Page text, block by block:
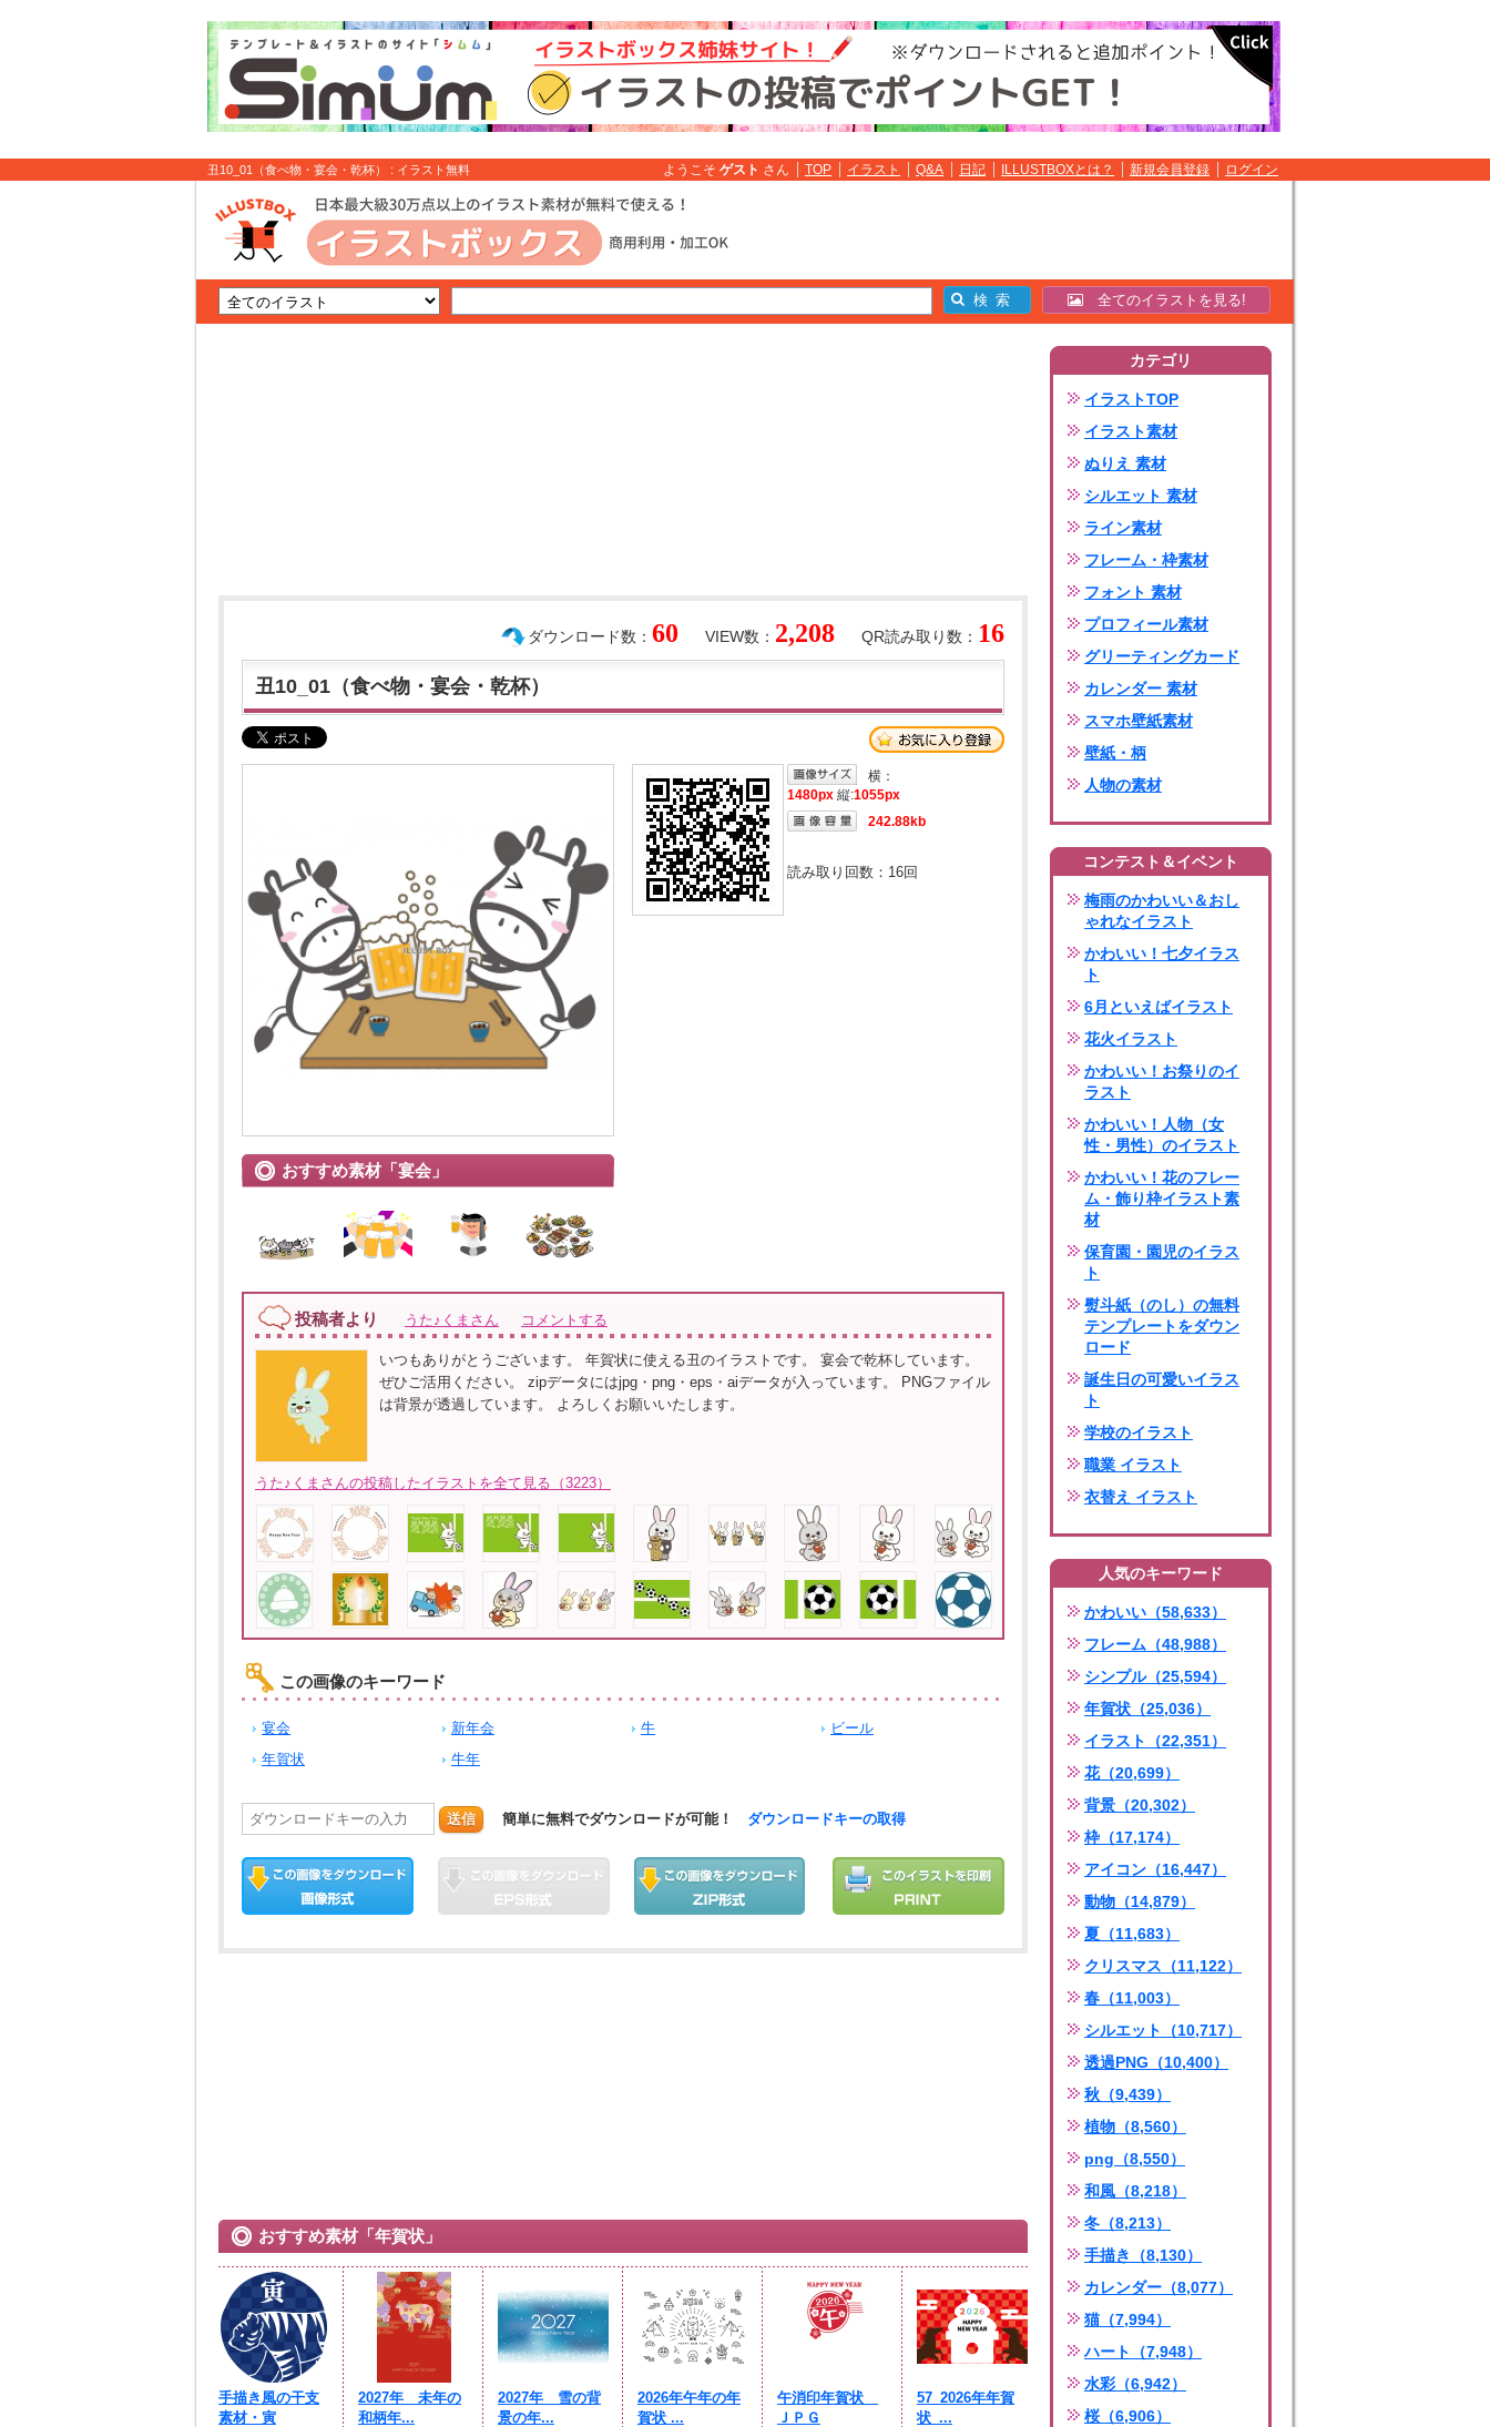
丑10_01（食べ物・宴会・乾杯） : イラスト無料 ようこそ ゲスト さん TOP イラスト Q&A 日記 ILLUSTBOXとは？ 新規会員登録 ログイン
全てのイラストを見る!
QR読み取り数： 16
VIEW数： 2,208
ダウンロード数： 60
丑10_01（食べ物・宴会・乾杯）
おすすめ素材「宴会」
横：
1480px 縦:1055px
242.88kb
読み取り回数： 16回
投稿者より うた♪くまさん コメントする
いつもありがとうございます。 年賀状に使える丑のイラストです。 宴会で乾杯しています。
ぜひご活用ください。 zipデータにはjpg・png・eps・aiデータが入っています。 PNGファイル
は背景が透過しています。 よろしくお願いいたします。
うた♪くまさんの投稿したイラストを全て見る（3223）
この画像のキーワード
宴会 新年会 牛
ビール
年賀状
牛年
送信 簡単に無料でダウンロードが可能！ ダウンロードキーの取得
おすすめ素材「年賀状」
手描き風の干支
素材・寅
2027年 未年の
和柄年...
2027年 雪の背
景の年...
2026年午年の年
賀状 ...
午消印年賀状
ＪＰＧ
57_2026年年賀
状_...
カテゴリ
イラストTOP
イラスト素材
ぬりえ 素材
シルエット 素材
ライン素材
フレーム・枠素材
フォント 素材
プロフィール素材
グリーティングカード
カレンダー 素材
スマホ壁紙素材
壁紙・柄
人物の素材
コンテスト＆イベント
梅雨のかわいい＆おし
ゃれなイラスト
かわいい！七夕イラス
ト
6月といえばイラスト
花火イラスト
かわいい！お祭りのイ
ラスト
かわいい！人物（女
性・男性）のイラスト
かわいい！花のフレー
ム・飾り枠イラスト素
材
保育園・園児のイラス
ト
熨斗紙（のし）の無料
テンプレートをダウン
ロード
誕生日の可愛いイラス
ト
学校のイラスト
職業 イラスト
衣替え イラスト
人気のキーワード
かわいい（58,633）
フレーム（48,988）
シンプル（25,594）
年賀状（25,036）
イラスト（22,351）
花（20,699）
背景（20,302）
枠（17,174）
アイコン（16,447）
動物（14,879）
夏（11,683）
クリスマス（11,122）
春（11,003）
シルエット（10,717）
透過PNG（10,400）
秋（9,439）
植物（8,560）
png（8,550）
和風（8,218）
冬（8,213）
手描き（8,130）
カレンダー（8,077）
猫（7,994）
ハート（7,948）
水彩（6,942）
桜（6,906）